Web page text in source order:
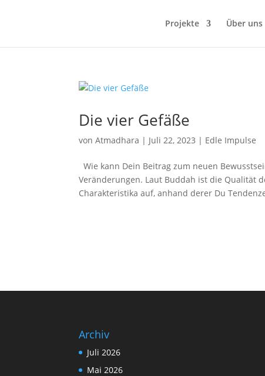
Projekte Über uns
Die vier Gefäße
vonAtmadhara | Juli 22, 2023 | Edle Impulse
Wie kann Dein Beitrag zum neuen
Veränderungen. Laut Buddah ist die Qualität
Charakteristika auf, anhand derer Du
Archiv
Juli 2026
Mai 2026